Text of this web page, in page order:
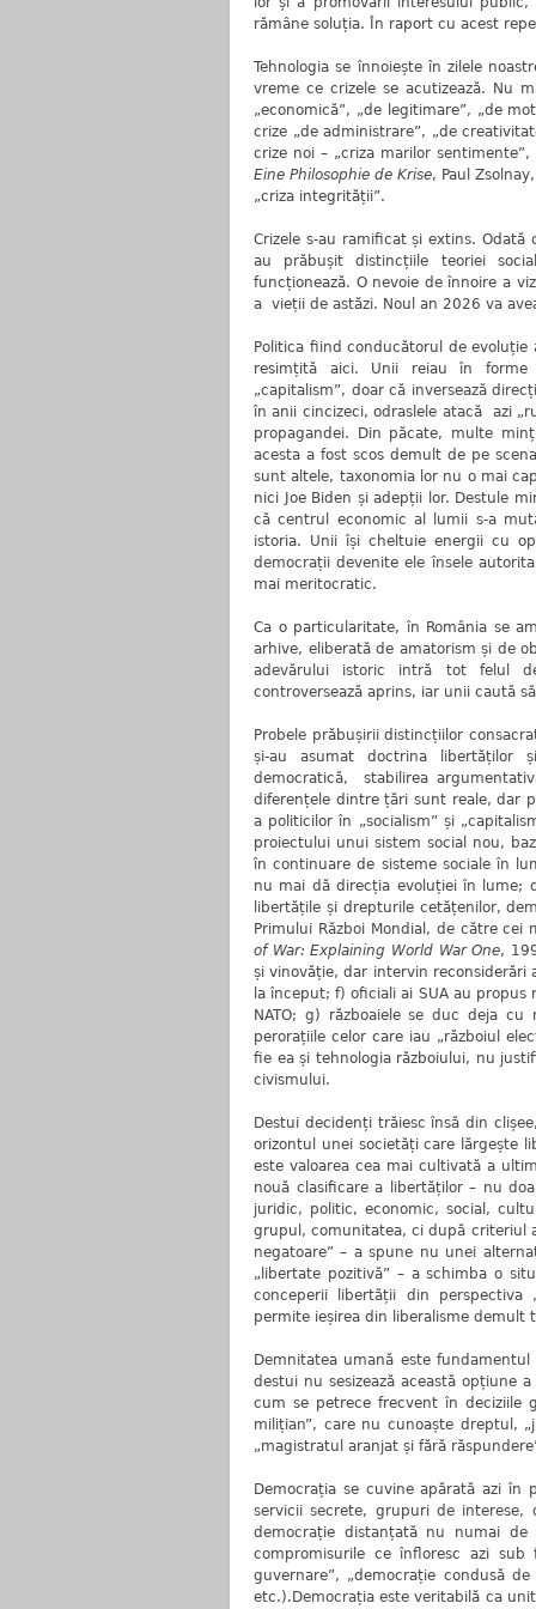
rămâne soluția. În raport cu acest
Tehnologia se înnoiește în zilele
vreme ce crizele se acutizează. Nu
„economică”, „de legitimare”, „de
crize „de administrare”, „de
crize noi – „criza marilor
Eine Philosophie de Krise, Paul
„criza integrității”.
Crizele s-au ramificat și extins.
au prăbușit distincțiile teoriei
funcționează. O nevoie de înnoire a
a vieții de astăzi. Noul an 2026 va
Politica fiind conducătorul de
resimțită aici. Unii reiau în forme
„capitalism”, doar că inversează
în anii cincizeci, odraslele atacă azi
propagandei. Din păcate, multe
acesta a fost scos demult de pe
sunt altele, taxonomia lor nu o mai
nici Joe Biden și adepții lor. Destule
că centrul economic al lumii s-a
istoria. Unii își cheltuie energii cu
democrații devenite ele însele
mai meritocratic.
Ca o particularitate, în România se
arhive, eliberată de amatorism și de
adevărului istoric intră tot felul
controversează aprins, iar unii caută
Probele prăbușirii distincțiilor
și-au asumat doctrina libertăților
democratică, stabilirea
diferențele dintre țări sunt reale, dar
a politicilor în „socialism” și
proiectului unui sistem social nou,
în continuare de sisteme sociale în
nu mai dă direcția evoluției în lume;
libertățile și drepturile cetățenilor,
Primului Război Mondial, de către
of War: Explaining World War One,
și vinovăție, dar intervin reconsiderări
la început; f) oficiali ai SUA au propus
NATO; g) războaiele se duc deja
perorațiile celor care iau „războiul
fie ea și tehnologia războiului, nu
civismului.
Destui decidenți trăiesc însă din
orizontul unei societăți care lărgește
este valoarea cea mai cultivată a
nouă clasificare a libertăților – nu
juridic, politic, economic, social,
grupul, comunitatea, ci după criteriul
negatoare” – a spune nu unei
„libertate pozitivă” – a schimba o
conceperii libertății din perspectiva
permite ieșirea din liberalisme
Demnitatea umană este
destui nu sesizează această opțiune
cum se petrece frecvent în deciziile
milițian”, care nu cunoaște dreptul,
„magistratul aranjat și fără
Democrația se cuvine apărată azi în
servicii secrete, grupuri de interese,
democrație distanțată nu numai de
compromisurile ce înfloresc azi
guvernare”, „democrație condusă
etc.).Democrația este veritabilă ca